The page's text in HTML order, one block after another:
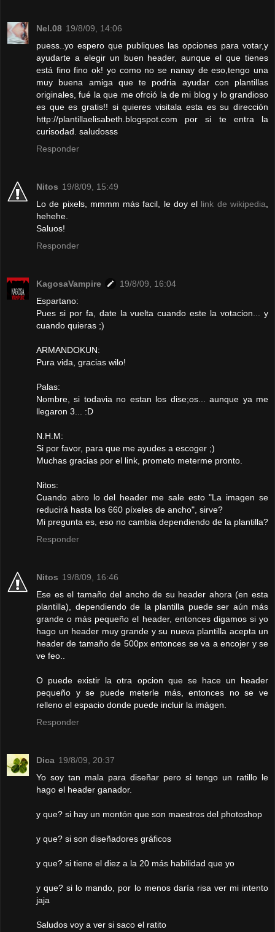
Nel.08 19/8/09, 14:06
puess..yo espero que publiques las opciones para votar,y
ayudarte a elegir un buen header, aunque el que tienes
está fino fino ok! yo como no se nanay de eso,tengo una
muy buena amiga que te podria ayudar con plantillas
originales, fué la que me ofrció la de mi blog y lo grandioso
es que es gratis!! si quieres visitala esta es su dirección
http://plantillaelisabeth.blogspot.com por si te entra la
curisodad. saludosss
Responder
Nitos 19/8/09, 15:49
Lo de pixels, mmmm más facil, le doy el link de wikipedia
hehehe.
Saluos!
Responder
KagosaVampire
19/8/09, 16:04
Espartano:
Pues si por fa, date la vuelta cuando este la votacion... y
cuando quieras ;)
ARMANDOKUN:
Pura vida, gracias wilo!
Palas:
Nombre, si todavia no estan los dise;os... aunque ya me
llegaron 3... :D
N.H.M:
Si por favor, para que me ayudes a escoger ;)
Muchas gracias por el link, prometo meterme pronto.
Nitos:
Cuando abro lo del header me sale esto "La imagen se
reducirá hasta los 660 píxeles de ancho", sirve?
Mi pregunta es, eso no cambia dependiendo de la plantilla?
Responder
Nitos 19/8/09, 16:46
Ese es el tamaño del ancho de su header ahora (en esta
plantilla), dependiendo de la plantilla puede ser aún más
grande o más pequeño el header, entonces digamos si yo
hago un header muy grande y su nueva plantilla acepta un
header de tamaño de 500px entonces se va a encojer y se
ve feo..
O puede existir la otra opcion que se hace un header
pequeño y se puede meterle más, entonces no se ve
relleno el espacio donde puede incluir la imágen.
Responder
Dica 19/8/09, 20:37
Yo soy tan mala para diseñar pero si tengo un ratillo le
hago el header ganador.
y que? si hay un montón que son maestros del photoshop
y que? si son diseñadores gráficos
y que? si tiene el diez a la 20 más habilidad que yo
y que? si lo mando, por lo menos daría risa ver mi intento
jaja
Saludos voy a ver si saco el ratito